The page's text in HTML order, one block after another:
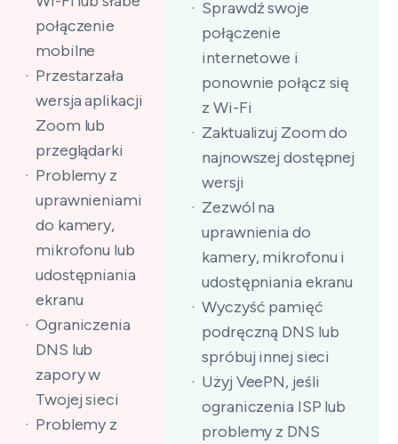
połączenie
mobilne
Przestarzała
wersja aplikacji
Zoom lub
przeglądarki
Problemy z
uprawnieniami
do kamery,
mikrofonu lub
udostępniania
ekranu
Ograniczenia
DNS lub
zapory w
Twojej sieci
Problemy z
Sprawdź swoje
połączenie
internetowe i
ponownie połącz się
z Wi-Fi
Zaktualizuj Zoom do
najnowszej dostępnej
wersji
Zezwól na
uprawnienia do
kamery, mikrofonu i
udostępniania ekranu
Wyczyść pamięć
podręczną DNS lub
spróbuj innej sieci
Użyj VeePN, jeśli
ograniczenia ISP lub
problemy z DNS